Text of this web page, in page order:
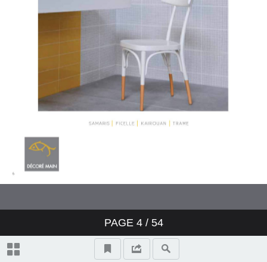
PAGE 4/ 54
COUTURE
COCTAIL
LES GRAPHIQUES